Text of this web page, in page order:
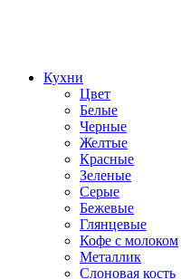
Кухни
Цвет
Белые
Черные
Желтые
Красные
Зеленые
Серые
Бежевые
Глянцевые
Кофе с молоком
Металлик
Слоновая кость